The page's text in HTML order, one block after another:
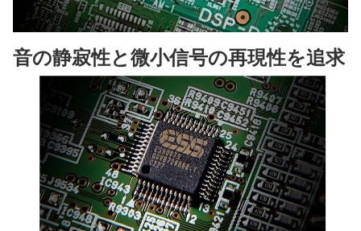
音の静寂性と微小信号の再現性を追求